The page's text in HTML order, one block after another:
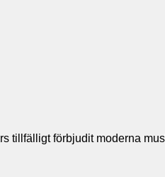
tillfälligt förbjudit moderna